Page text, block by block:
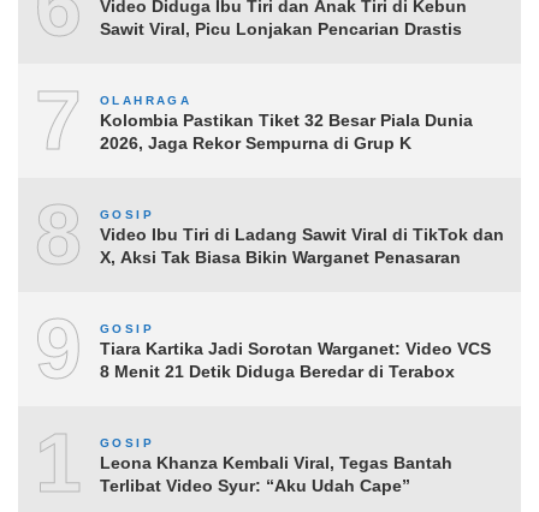
Video Diduga Ibu Tiri dan Anak Tiri di Kebun
Sawit Viral, Picu Lonjakan Pencarian Drastis
7 OLAHRAGA
Kolombia Pastikan Tiket 32 Besar Piala Dunia
2026, Jaga Rekor Sempurna di Grup K
8 GOSIP
Video Ibu Tiri di Ladang Sawit Viral di TikTok dan
X, Aksi Tak Biasa Bikin Warganet Penasaran
9 GOSIP
Tiara Kartika Jadi Sorotan Warganet: Video VCS
8 Menit 21 Detik Diduga Beredar di Terabox
10
GOSIP
Leona Khanza Kembali Viral, Tegas Bantah
Terlibat Video Syur: “Aku Udah Cape”